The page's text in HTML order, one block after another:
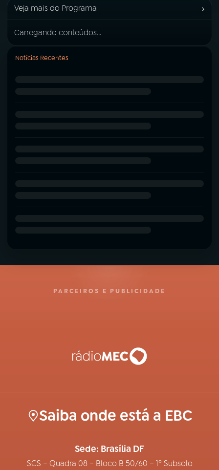
Veja mais do Programa ›
Carregando conteúdos...
Notícias Recentes
PARCEIROS E PUBLICIDADE
Saiba onde está a EBC
Sede: Brasília DF
SCS – Quadra 08 – Bloco B 50/60 – 1º Subsolo